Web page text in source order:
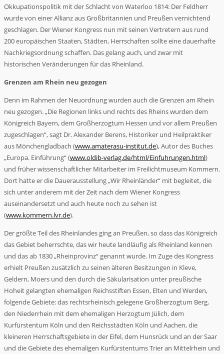
Okkupationspolitik mit der Schlacht von Waterloo 1814: Der Feldherr
wurde von einer Allianz aus Großbritannien und Preußen vernichtend
geschlagen. Der Wiener Kongress nun mit seinen Vertretern aus rund
200 europäischen Staaten, Städten, Herrschaften sollte eine dauerhafte
Nachkriegsordnung schaffen. Das gelang auch, und zwar mit
historischen Veränderungen für das Rheinland.
Grenzen am Rhein neu gezogen
Denn im Rahmen der Neuordnung wurden auch die Grenzen am Rhein
neu gezogen. „Die Regionen links und rechts des Rheins wurden dem
Königreich Bayern, dem Großherzogtum Hessen und vor allem Preußen
zugeschlagen“, sagt Dr. Alexander Berens, Historiker und Heilpraktiker
aus Mönchengladbach (www.amaterasu-institut.de), Autor des Buches
„Europa. Einführung“ (www.oldib-verlag.de/html/Einfuhrungen.html)
und früher wissenschaftlicher Mitarbeiter im Freilichtmuseum Kommern.
Dort hatte er die Dauerausstellung „Wir Rheinländer“ mit begleitet, die
sich unter anderem mit der Zeit nach dem Wiener Kongress
auseinandersetzt und auch heute noch zu sehen ist
(www.kommern.lvr.de).
Der größte Teil des Rheinlandes ging an Preußen, so dass das Königreich
das Gebiet beherrschte, das wir heute landläufig als Rheinland kennen
und das ab 1830 „Rheinprovinz“ genannt wurde. Im Zuge des Kongress
erhielt Preußen zusätzlich zu seinen älteren Besitzungen in Kleve,
Geldern, Moers und den durch die Säkularisation unter preußische
Hoheit gelangten ehemaligen Reichsstiften Essen, Elten und Werden,
folgende Gebiete: das rechtsrheinisch gelegene Großherzogtum Berg,
den Niederrhein mit dem ehemaligen Herzogtum Jülich, dem
Kurfürstentum Köln und den Reichsstädten Köln und Aachen, die
kleineren Herrschaftsgebiete in der Eifel, dem Hunsrück und an der Saar
und die Gebiete des ehemaligen Kurfürstentums Trier an Mittelrhein und